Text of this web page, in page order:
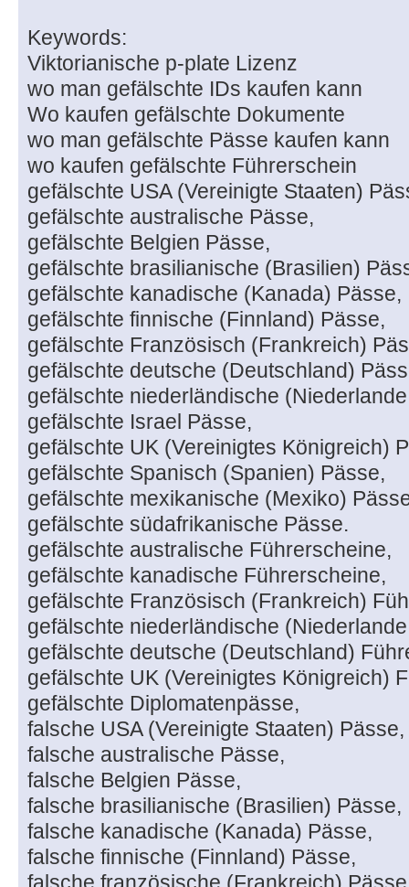
Keywords:
Viktorianische p-plate Lizenz
wo man gefälschte IDs kaufen kann
Wo kaufen gefälschte Dokumente
wo man gefälschte Pässe kaufen kann
wo kaufen gefälschte Führerschein
gefälschte USA (Vereinigte Staaten)
gefälschte australische Pässe,
gefälschte Belgien Pässe,
gefälschte brasilianische (Brasilien)
gefälschte kanadische (Kanada) Pässe,
gefälschte finnische (Finnland) Pässe,
gefälschte Französisch (Frankreich)
gefälschte deutsche (Deutschland)
gefälschte niederländische
gefälschte Israel Pässe,
gefälschte UK (Vereinigtes Königreich)
gefälschte Spanisch (Spanien) Pässe,
gefälschte mexikanische (Mexiko)
gefälschte südafrikanische Pässe.
gefälschte australische Führerscheine,
gefälschte kanadische Führerscheine,
gefälschte Französisch (Frankreich)
gefälschte niederländische
gefälschte deutsche (Deutschland)
gefälschte UK (Vereinigtes Königreich)
gefälschte Diplomatenpässe,
falsche USA (Vereinigte Staaten) Pässe,
falsche australische Pässe,
falsche Belgien Pässe,
falsche brasilianische (Brasilien) Pässe,
falsche kanadische (Kanada) Pässe,
falsche finnische (Finnland) Pässe,